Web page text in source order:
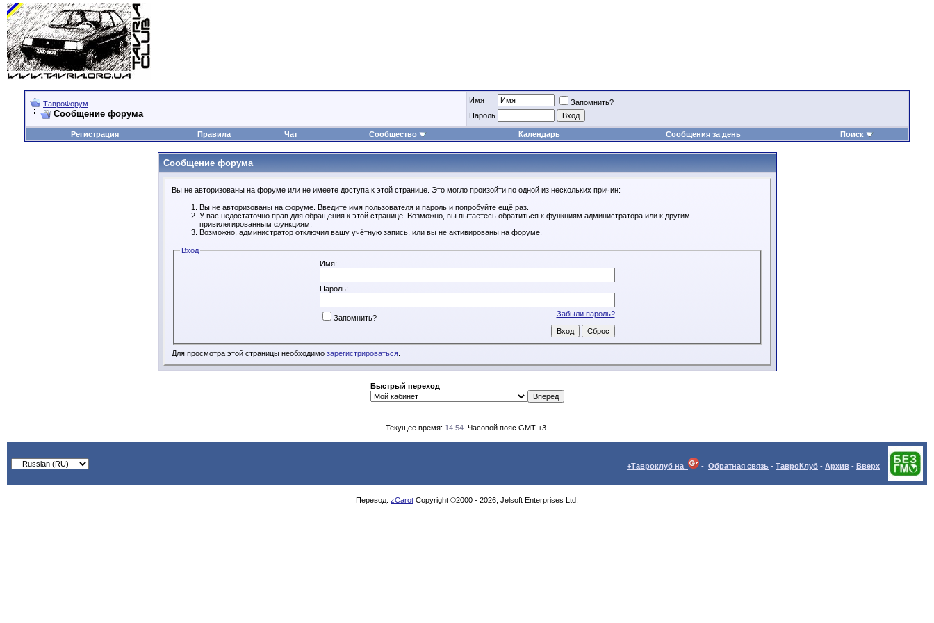
ТавроФорум
Сообщение форума
Имя
Запомнить?
Пароль
Регистрация Правила Чат Сообщество Календарь Сообщения за день Поиск
Сообщение форума
Вы не авторизованы на форуме или не имеете доступа к этой странице. Это могло произойти по одной из нескольких причин:
Вы не авторизованы на форуме. Введите имя пользователя и пароль и попробуйте ещё раз.
У вас недостаточно прав для обращения к этой странице. Возможно, вы пытаетесь обратиться к функциям администратора или к другим
привилегированным функциям.
Возможно, администратор отключил вашу учётную запись, или вы не активированы на форуме.
Вход
Имя:
Пароль:
Забыли пароль?
Запомнить?
Для просмотра этой страницы необходимо зарегистрироваться.
Быстрый переход
Текущее время: 14:54 . Часовой пояс GMT +3.
+Тавроклуб на - Обратная связь - ТавроКлуб - Архив - Вверх
Перевод: zCarot Copyright ©2000 - 2026, Jelsoft Enterprises Ltd.